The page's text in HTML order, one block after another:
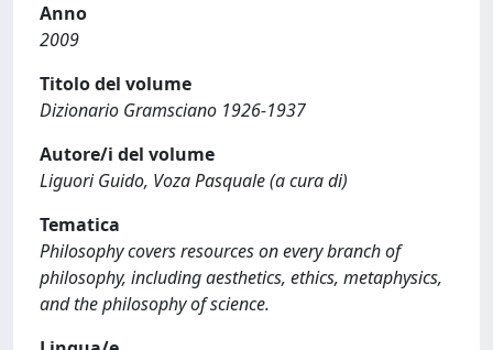
Anno
2009
Titolo del volume
Dizionario Gramsciano 1926-1937
Autore/i del volume
Liguori Guido, Voza Pasquale (a cura di)
Tematica
Philosophy covers resources on every branch of
philosophy, including aesthetics, ethics, metaphysics,
and the philosophy of science.